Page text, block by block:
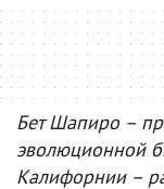
Бет Шапиро –
эволюционной
Калифорнии –